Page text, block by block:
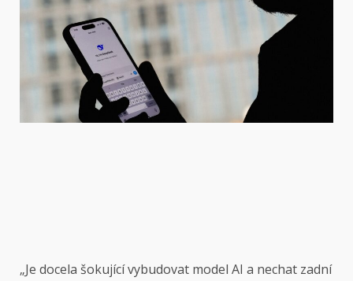
„Je docela šokující vybudovat model AI a nechat zadní